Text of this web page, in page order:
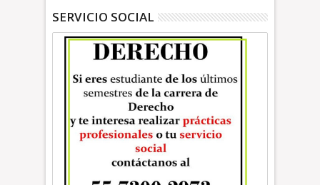
SERVICIO SOCIAL